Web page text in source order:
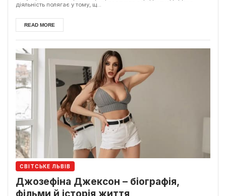
діяльність полягає у тому, щ...
READ MORE
СВІТСЬКЕ ЛЬВІВ
Джозефіна Джексон – біографія,
фільми й історія життя